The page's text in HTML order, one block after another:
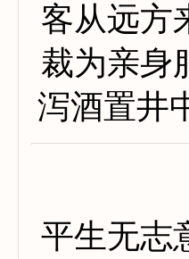
客从远方
裁为亲身
泻酒置井
平生无志